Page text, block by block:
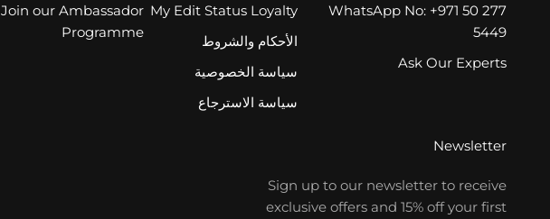
WhatsApp No: +971 50 277
5449
Ask Our Experts
My Edit Status Loyalty
الأحكام والشروط
سياسة الخصوصية
سياسة الاسترجاع
Join our Ambassador
Programme
Newsletter
Sign up to our newsletter to receive
exclusive offers and 15% off your first